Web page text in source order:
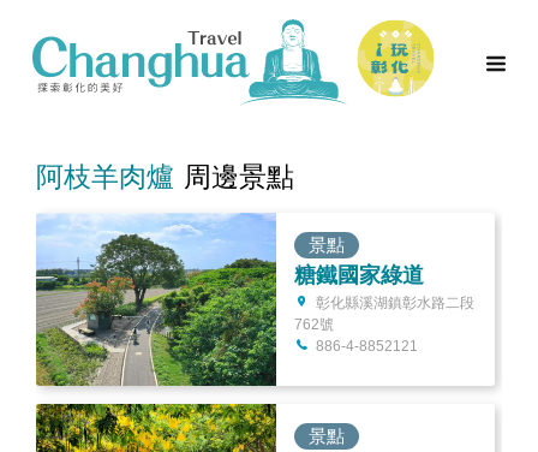
阿枝羊肉爐 周邊景點
景點
糖鐵國家綠道
彰化縣溪湖鎮彰水路二段
762號
886-4-8852121
景點